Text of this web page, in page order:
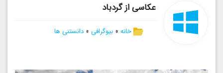
عکاسی از گردباد
خانه» بیوگرافی» دانستنی ها